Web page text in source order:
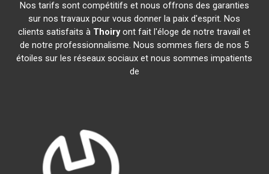
Nos tarifs sont compétitifs et nous offrons des garanties
sur nos travaux pour vous donner la paix d'esprit. Nos
clients satisfaits à Thoiryont fait l'éloge de notre travail et
de notre professionnalisme. Nous sommes fiers de nos 5
étoiles sur les réseaux sociaux et nous sommes impatients
de